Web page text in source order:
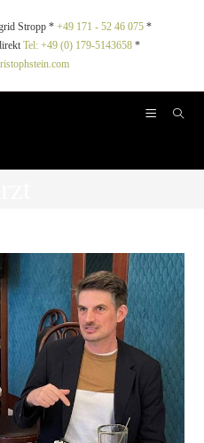
Stropp * +49 171 - 52 46 075 *
Tel: +49 (0) 179-5143658*